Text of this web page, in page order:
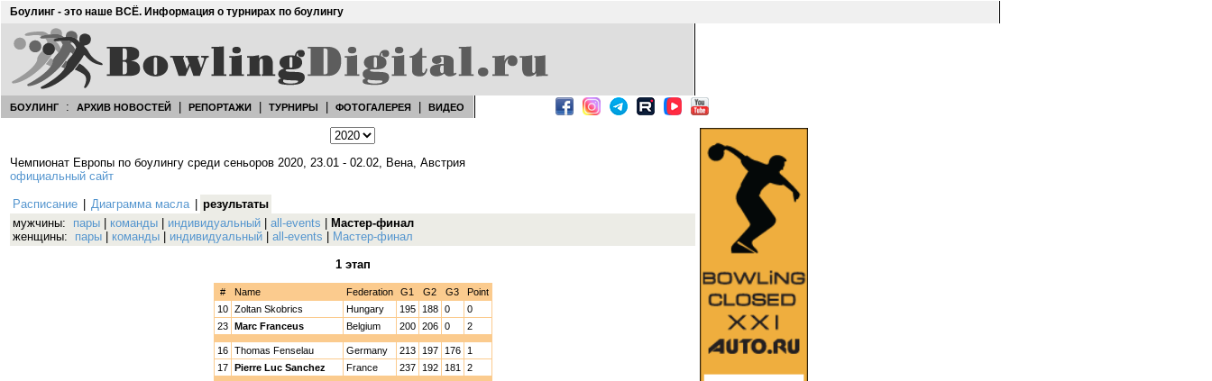
Боулинг - это наше ВСЁ. Информация о турнирах по боулингу
БОУЛИНГ : АРХИВ НОВОСТЕЙ РЕПОРТАЖИ ТУРНИРЫ ФОТОГАЛЕРЕЯ ВИДЕО
Чемпионат Европы по боулингу среди сеньоров 2020, 23.01 - 02.02, Вена, Австрия
официальный сайт
Расписание Диаграмма масла
результаты
мужчины: пары команды индивидуальный all-events
Мастер-финал
женщины: пары команды индивидуальный all-events Мастер-финал
1 этап
# Name Federation G1 G2 G3
Point
10
Zoltan Skobrics Hungary 195 188 0
0
23
Marc Franceus Belgium 200 206 0 2
16 Thomas Fenselau Germany 213 197 176
1
17
Pierre Luc Sanchez France 237 192 181 2